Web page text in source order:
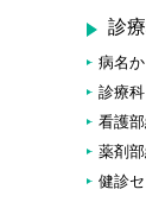
診
病名
診療
看護
薬剤
健診